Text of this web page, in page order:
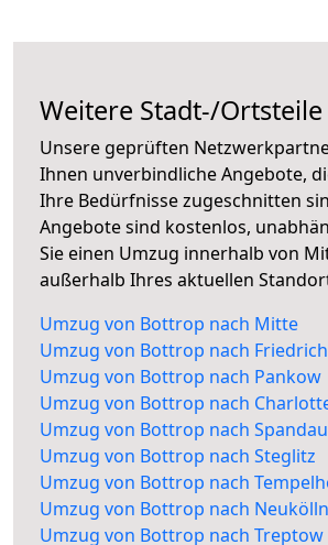
Weitere Stadt-/
Unsere geprüften
Ihnen unverbindliche Angebote,
Ihre Bedürfnisse zugeschnitten
Angebote sind kostenlos,
Sie einen Umzug innerhalb von
außerhalb Ihres aktuellen
Umzug von Bottrop nach Mitte
Umzug von Bottrop nach
Umzug von Bottrop nach Pankow
Umzug von Bottrop nach
Umzug von Bottrop nach Spandau
Umzug von Bottrop nach Steglitz
Umzug von Bottrop nach
Umzug von Bottrop nach Neukölln
Umzug von Bottrop nach Treptow